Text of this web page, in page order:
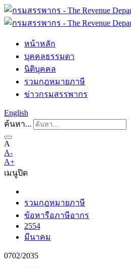
หน้าหลัก
บุคคลธรรมดา
นิติบุคคล
รวมกฎหมายภาษี
ข่าวกรมสรรพากร
English
ค้นหา...
A
A-
A+
เมนูปิด
รวมกฎหมายภาษี
ข้อหารือภาษีอากร
2554
มีนาคม
0702/2035